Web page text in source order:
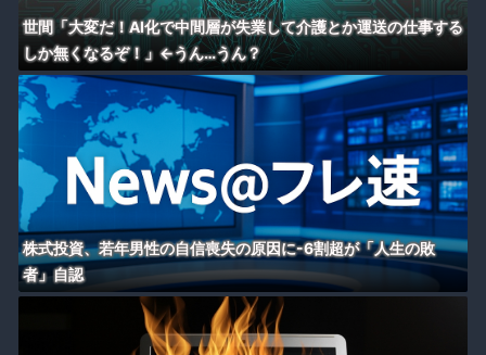
世間「大変だ！AI化で中間層が失業して介護とか運送の仕事する
しか無くなるぞ！」←うん…うん？
株式投資、若年男性の自信喪失の原因に-6割超が「人生の敗
者」自認